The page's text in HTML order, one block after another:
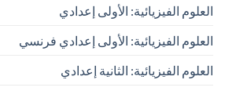
العلوم الفيزيائية: الأولى إعدادي
العلوم الفيزيائية: الأولى إعدادي فرنسي
العلوم الفيزيائية: الثانية إعدادي